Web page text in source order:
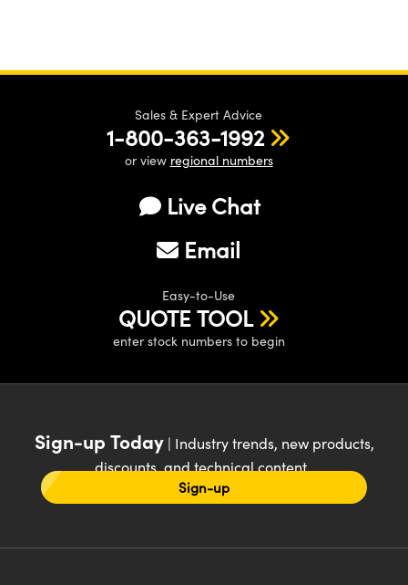
Sales & Expert Advice
1-800-363-1992
or view regional numbers
Live Chat
Email
Easy-to-Use
QUOTE TOOL
enter stock numbers to begin
Sign-up Today| Industry trends, new products,
discounts, and technical content
Sign-up